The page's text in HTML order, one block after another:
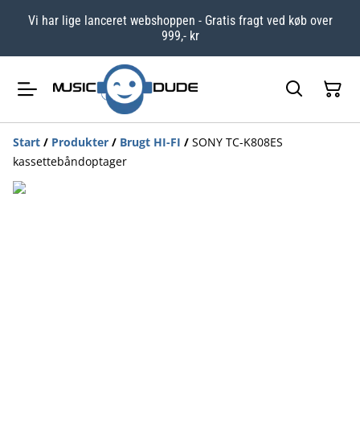
Vi har lige lanceret webshoppen - Gratis fragt ved køb over
999,- kr
Start / Produkter / Brugt HI-FI / SONY TC-K808ES
kassettebåndoptager